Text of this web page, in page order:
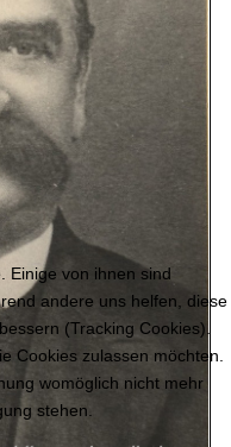
Einige von ihnen sind
andere uns helfen, diese
(Tracking Cookies).
Cookies zulassen möchten.
womöglich nicht mehr
stehen.